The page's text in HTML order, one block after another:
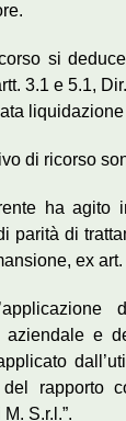
si
3.1 e 5.1,
di ricorso
ha agito
parità di
ex
aziendale e
rapporto
S.r.l.”.